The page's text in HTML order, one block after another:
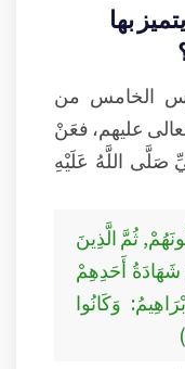
بها
الخامس من
عليهم، فعَنْ
صَلَّى اللَّهُ عَلَيْهِ
ثُمَّ الَّذِينَ
شَهَادَةُ أَحَدِهِمْ
وَكَانُوا